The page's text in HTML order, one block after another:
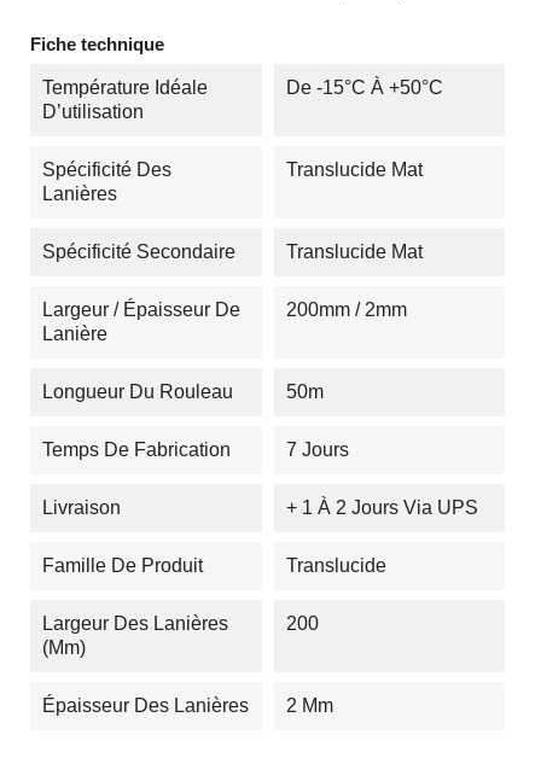
Fiche technique
Température Idéale
D’utilisation
De -15°C À +50°C
Spécificité Des
Lanières
Translucide Mat
Spécificité Secondaire Translucide Mat
Largeur / Épaisseur De
Lanière
200mm / 2mm
Longueur Du Rouleau 50m
Temps De Fabrication 7 Jours
Livraison + 1 À 2 Jours Via UPS
Famille De Produit Translucide
Largeur Des Lanières
(mm)
200
Épaisseur Des Lanières 2 Mm